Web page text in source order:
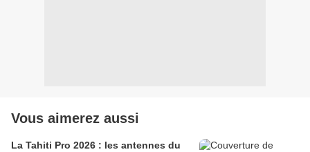
Vous aimerez aussi
La Tahiti Pro 2026 : les antennes du